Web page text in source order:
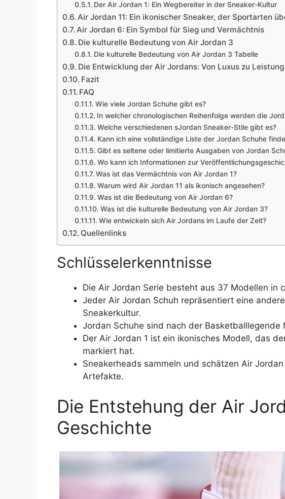
Der Air Jordan 1: Ein Wegbereiter in der Sneaker-Kultur
Air Jordan 11: Ein ikonischer Sneaker, der Sportarten
Air Jordan 6: Ein Symbol für Sieg und Vermächtnis
Die kulturelle Bedeutung von Air Jordan 3
Die kulturelle Bedeutung von Air Jordan 3 Tabelle
Die Entwicklung der Air Jordans: Von Luxus zu Leistung
Fazit
FAQ
Wie viele Jordan Schuhe gibt es?
In welcher chronologischen Reihenfolge werden die
Welche verschiedenen sJordan Sneaker-Stile gibt es?
Kann ich eine vollständige Liste der Jordan Schuhe
Gibt es seltene oder limitierte Ausgaben von Jordan
Wo kann ich Informationen zur
Was ist das Vermächtnis von Air Jordan 1?
Warum wird Air Jordan 11 als ikonisch angesehen?
Was ist die Bedeutung von Air Jordan 6?
Was ist die kulturelle Bedeutung von Air Jordan 3?
Wie entwickeln sich Air Jordans im Laufe der Zeit?
Quellenlinks
Schlüsselerkenntnisse
Die Air Jordan Serie besteht aus 37 Modellen in
Jeder Air Jordan Schuh repräsentiert eine
Sneakerkultur.
Jordan Schuhe sind nach der Basketballlegende
Der Air Jordan 1 ist ein ikonisches Modell, das
markiert hat.
Sneakerheads sammeln und schätzen Air
Artefakte.
Die Entstehung der Air
Geschichte